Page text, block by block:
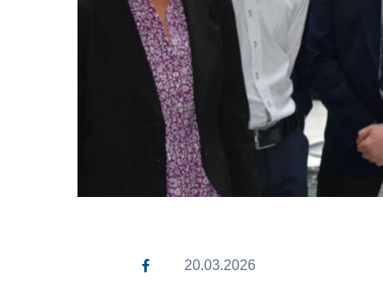
20.03.2026